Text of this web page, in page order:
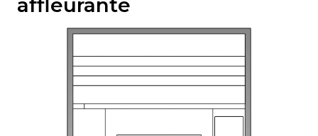
affleurante